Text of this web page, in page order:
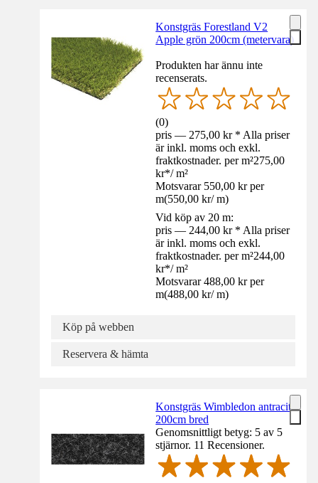
Konstgräs Forestland V2
Apple grön 200cm (metervara)
Produkten har ännu inte
recenserats.
(0)
pris — 275,00 kr * Alla priser
är inkl. moms och exkl.
fraktkostnader. per m²275,00
kr*/ m²
Motsvarar 550,00 kr per
m(550,00 kr/ m)
Vid köp av 20 m:
pris — 244,00 kr * Alla priser
är inkl. moms och exkl.
fraktkostnader. per m²244,00
kr*/ m²
Motsvarar 488,00 kr per
m(488,00 kr/ m)
Köp på webben
Reservera & hämta
Konstgräs Wimbledon antracit
200cm bred
Genomsnittligt betyg: 5 av 5
stjärnor. 11 Recensioner.